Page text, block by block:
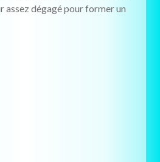
assez dégagé pour former un